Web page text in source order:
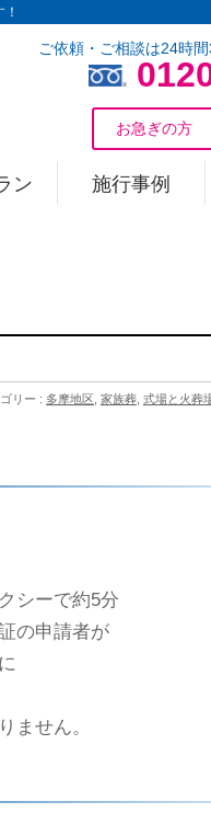
ご依頼・ご相談は24時
お急ぎの方
ン 施行事例
リー : 多摩地区 家族葬 式場と火葬
シーで約5分
の申請者が
ません。